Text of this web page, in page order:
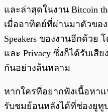
และล่าสุดในงาน Bitcoin
เมื่ออาทิตย์ที่ผ่านมาตัวขอ
Speakers ของงานอีกด้วย
และ Privacy ซึ่งก็ได้รับเ
กันอย่างล้นหลาม
หากใครที่อยากฟังเนื้อหา
รับชมย้อนหลังได้ที่ช่องยูทู